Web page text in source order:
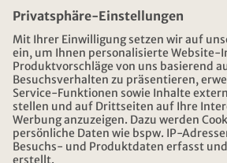
NOTFALL AUF REISEN
ÖFFNUNGSZEITEN KONTIKI REISEN
DOWNLOAD UND LINKS
ADRESSE
ÜBER KONTIKI